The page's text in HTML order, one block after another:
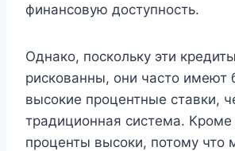
финансовую доступность.
Однако, поскольку эти
рискованны, они часто имеют
высокие процентные ставки,
традиционная система. Кроме
проценты высоки, потому что